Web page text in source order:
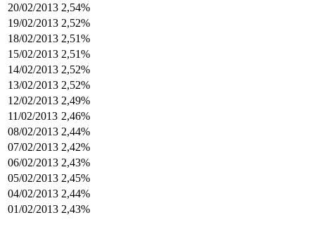
20/02/2013 2,54%
19/02/2013 2,52%
18/02/2013 2,51%
15/02/2013 2,51%
14/02/2013 2,52%
13/02/2013 2,52%
12/02/2013 2,49%
11/02/2013 2,46%
08/02/2013 2,44%
07/02/2013 2,42%
06/02/2013 2,43%
05/02/2013 2,45%
04/02/2013 2,44%
01/02/2013 2,43%